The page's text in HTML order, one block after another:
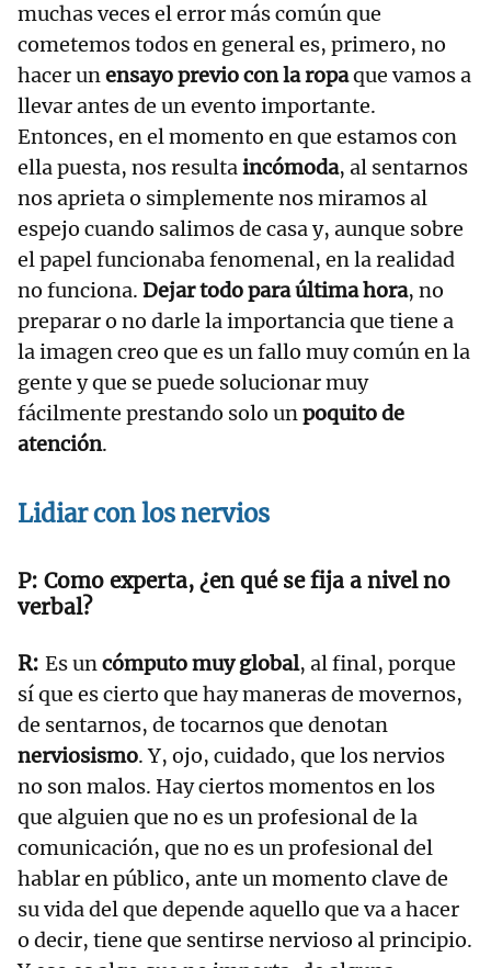
muchas veces el error más común que
cometemos todos en general es, primero, no
hacer unensayo previo con la ropaque vamos a
llevar antes de un evento importante.
Entonces, en el momento en que estamos con
ella puesta, nos resultaincómoda, al sentarnos
nos aprieta o simplemente nos miramos al
espejo cuando salimos de casa y, aunque sobre
el papel funcionaba fenomenal, en la realidad
no funciona. Dejar todo para última hora, no
preparar o no darle la importancia que tiene a
la imagen creo que es un fallo muy común en la
gente y que se puede solucionar muy
fácilmente prestando solo unpoquito de
atención.
Lidiar con los nervios
Como experta, ¿en qué se fija a nivel no
verbal?
Es uncómputo muy global, al final, porque
sí que es cierto que hay maneras de movernos,
de sentarnos, de tocarnos que denotan
nerviosismo. Y, ojo, cuidado, que los nervios
no son malos. Hay ciertos momentos en los
que alguien que no es un profesional de la
comunicación, que no es un profesional del
hablar en público, ante un momento clave de
su vida del que depende aquello que va a hacer
o decir, tiene que sentirse nervioso al principio.